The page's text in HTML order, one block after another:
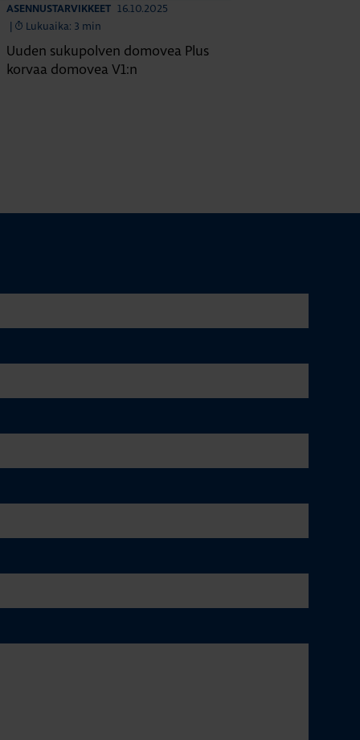
ASENNUSTARVIKKEET
16.10.2025
|
Lukuaika: 3 min
Uuden sukupolven domovea Plus
korvaa domovea V1:n